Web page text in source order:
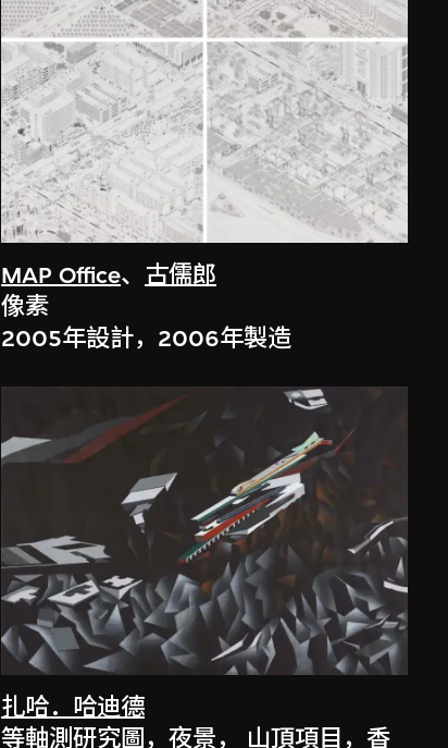
MAP Office、 古儒郎
像素
2005年設計，2006年製造
扎哈．哈迪德
等軸測研究圖，夜景， 山頂項目，香